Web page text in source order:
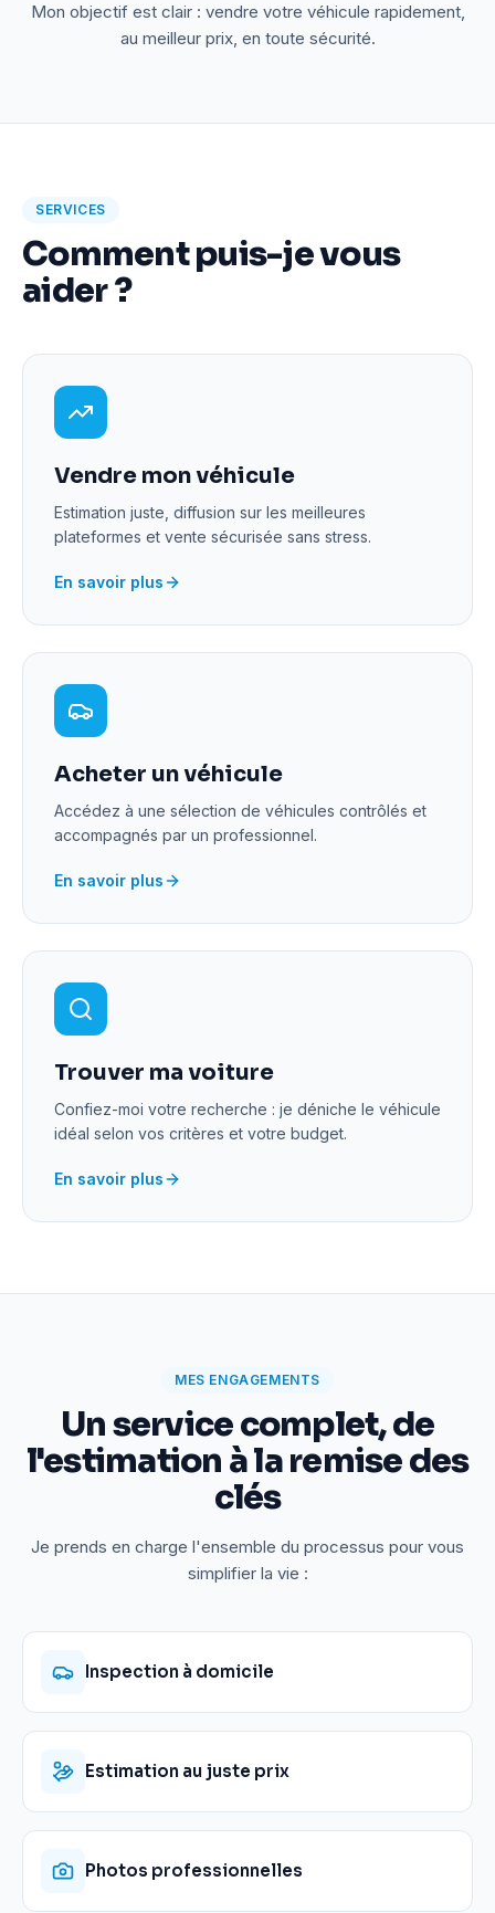
Mon objectif est clair : vendre votre véhicule rapidement,
au meilleur prix, en toute sécurité.
SERVICES
Comment puis-je vous
aider ?
Vendre mon véhicule
Estimation juste, diffusion sur les meilleures
plateformes et vente sécurisée sans stress.
En savoir plus
Acheter un véhicule
Accédez à une sélection de véhicules contrôlés et
accompagnés par un professionnel.
En savoir plus
Trouver ma voiture
Confiez-moi votre recherche : je déniche le véhicule
idéal selon vos critères et votre budget.
En savoir plus
MES ENGAGEMENTS
Un service complet, de
l'estimation à la remise des
clés
Je prends en charge l'ensemble du processus pour vous
simplifier la vie :
Inspection à domicile
Estimation au juste prix
Photos professionnelles